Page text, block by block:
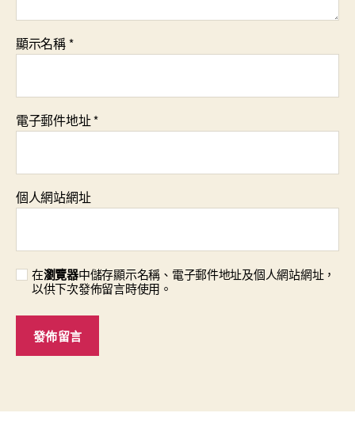
顯示名稱*
電子郵件地址*
個人網站網址
在瀏覽器中儲存顯示名稱、電子郵件地址及個人網站網址，
以供下次發佈留言時使用。